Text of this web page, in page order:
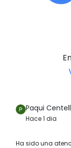
Paqui
Hace 1 dia
Ha sido una